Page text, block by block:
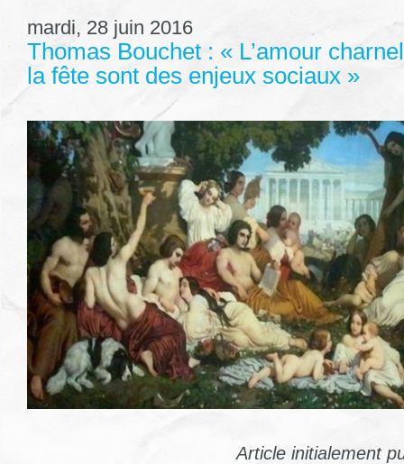
mardi, 28 juin 2016
Thomas Bouchet : « L’amour
la fête sont des enjeux sociaux »
Article initialement